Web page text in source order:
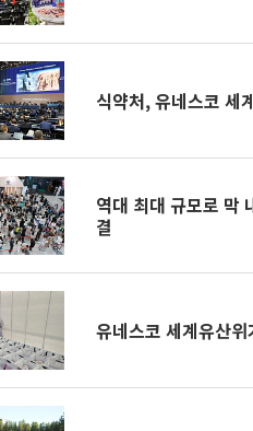
식약처, 유네스코 세
역대 최대 규모로 막
결
유네스코 세계유산